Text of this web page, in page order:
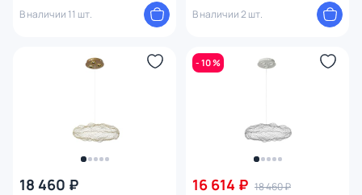
В наличии 11 шт.
В наличии 2 шт.
18 460 ₽
- 10 %
16 614 ₽ 18 460 ₽